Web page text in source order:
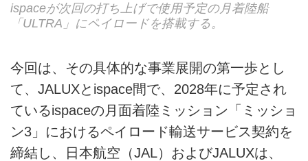
ispaceが次回の打ち上げで使用予定の月着陸船
「ULTRA」にペイロードを搭載する。
今回は、その具体的な事業展開の第一歩とし
て、JALUXとispace間で、2028年に予定され
ているispaceの月面着陸ミッション「ミッショ
ン3」におけるペイロード輸送サービス契約を
締結し、日本航空（JAL）およびJALUXは、